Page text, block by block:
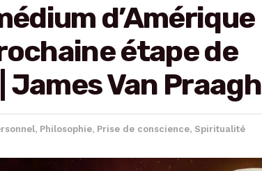
d’Amérique
étape de
James Van Praagh
, Philosophie, Prise de conscience, Spiritualité